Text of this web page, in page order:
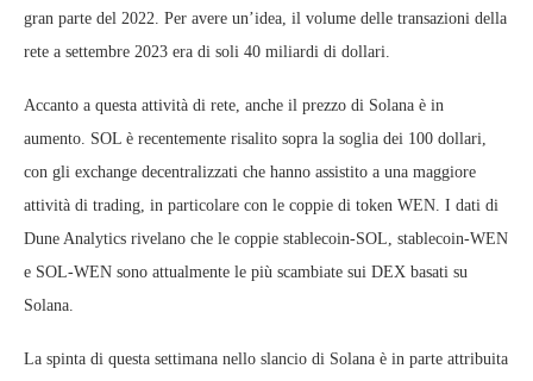
gran parte del 2022. Per avere un’idea, il volume delle transazioni della
rete a settembre 2023 era di soli 40 miliardi di dollari.
Accanto a questa attività di rete, anche il prezzo di Solana è in
aumento. SOL è recentemente risalito sopra la soglia dei 100 dollari,
con gli exchange decentralizzati che hanno assistito a una maggiore
attività di trading, in particolare con le coppie di token WEN. I dati di
Dune Analytics rivelano che le coppie stablecoin-SOL, stablecoin-WEN
e SOL-WEN sono attualmente le più scambiate sui DEX basati su
Solana.
La spinta di questa settimana nello slancio di Solana è in parte attribuita